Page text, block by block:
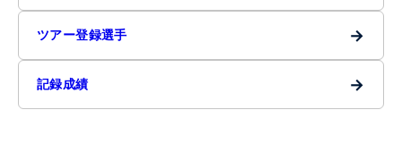
ツアー登録選手 →
記録成績 →